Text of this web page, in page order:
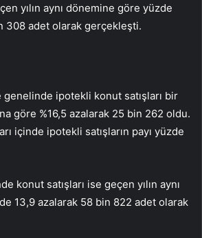
yılın aynı dönemine göre yüzde
308 adet olarak gerçekleşti.
genelinde ipotekli konut satışları bir
göre %16,5 azalarak 25 bin 262 oldu.
içinde ipotekli satışların payı yüzde
konut satışları ise geçen yılın aynı
13,9 azalarak 58 bin 822 adet olarak